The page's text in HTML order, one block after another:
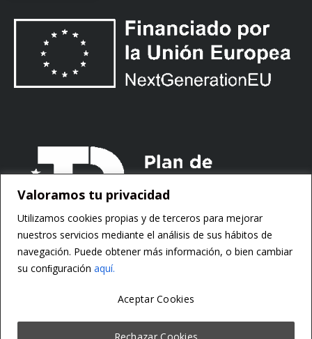
Valoramos tu privacidad
Utilizamos cookies propias y de terceros para mejorar
nuestros servicios mediante el análisis de sus hábitos de
navegación. Puede obtener más información, o bien cambiar
su conﬁguración aquí.
Rechazar Cookies
Aceptar Cookies